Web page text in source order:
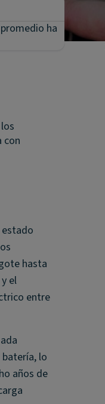
ha
con
hasta
el
entre
lo
años de